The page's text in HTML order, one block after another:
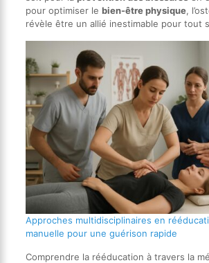
pour optimiser le bien-être physique,
révèle être un allié inestimable pour tout
Approches multidisciplinaires en
manuelle pour une guérison rapide
Comprendre la rééducation à travers la